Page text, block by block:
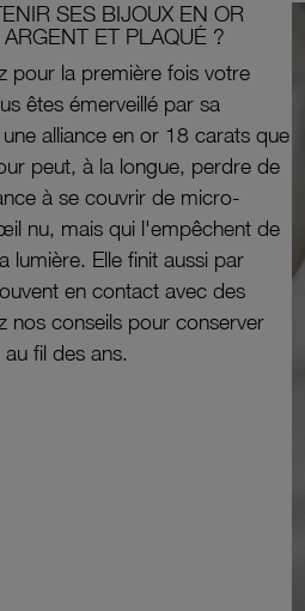
SES BIJOUX EN OR
ET PLAQUÉ ?
pour la première fois votre
êtes émerveillé par sa
alliance en or 18 carats que
peut, à la longue, perdre de
à se couvrir de micro-
nu, mais qui l'empêchent de
lumière. Elle finit aussi par
en contact avec des
nos conseils pour conserver
fil des ans.